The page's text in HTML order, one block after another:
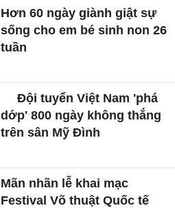
Hơn 60 ngày giành giật sự
sống cho em bé sinh non 26
tuần
Đội tuyển Việt Nam 'phá
dớp' 800 ngày không thắng
trên sân Mỹ Đình
Mãn nhãn lễ khai mạc
Festival Võ thuật Quốc tế